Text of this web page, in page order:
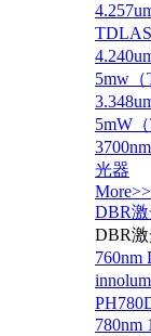
5mw
5mW
光器
More>>
DBR
DBR
780nm